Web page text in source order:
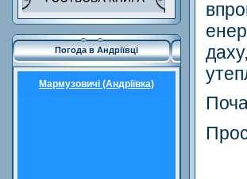
Погода в Андріївці
Мармузовичі (Андріївка)